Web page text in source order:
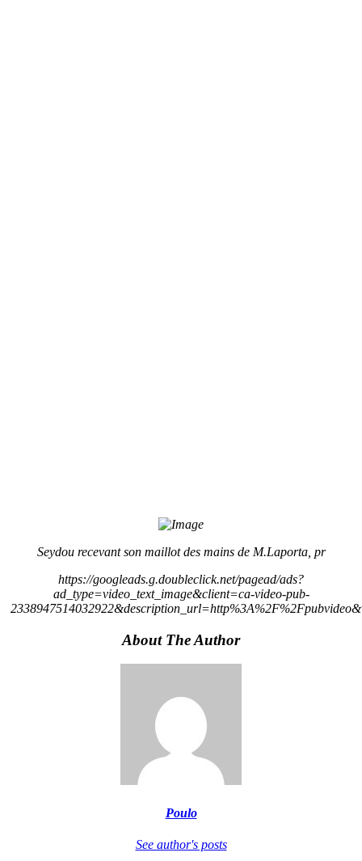
Seydou recevant son maillot des mains de M.Laporta, pr
https://googleads.g.doubleclick.net/pagead/ads?
ad_type=video_text_image&client=ca-video-pub-
About The Author
Poulo
See author's posts